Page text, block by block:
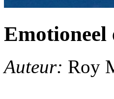
Emotioneel
Auteur: Roy